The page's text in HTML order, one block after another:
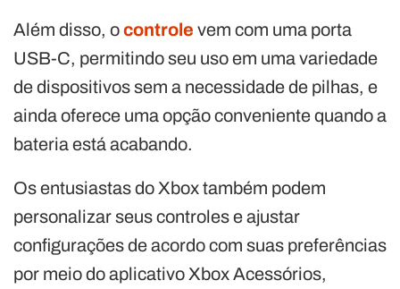
Além disso, ocontrole vem com uma porta
USB-C, permitindo seu uso em uma variedade
de dispositivos sem a necessidade de pilhas, e
ainda oferece uma opção conveniente quando a
bateria está acabando.
Os entusiastas do Xbox também podem
personalizar seus controles e ajustar
configurações de acordo com suas preferências
por meio do aplicativo Xbox Acessórios,